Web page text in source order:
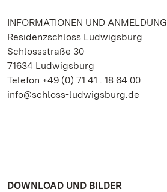
INFORMATIONEN UND ANMELDUNG
Residenzschloss Ludwigsburg
Schlossstraße 30
71634 Ludwigsburg
Telefon +49 (0) 71 41 . 18 64 00
info@schloss-ludwigsburg.de
DOWNLOAD UND BILDER